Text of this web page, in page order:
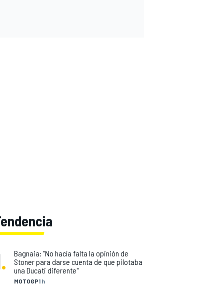
.
MOTOGP1 h
Bagnaia: "No hacía falta la opinión de
Stoner para darse cuenta de que pilotaba
una Ducati diferente"